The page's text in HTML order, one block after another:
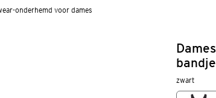
onderhemd voor dames
zwart